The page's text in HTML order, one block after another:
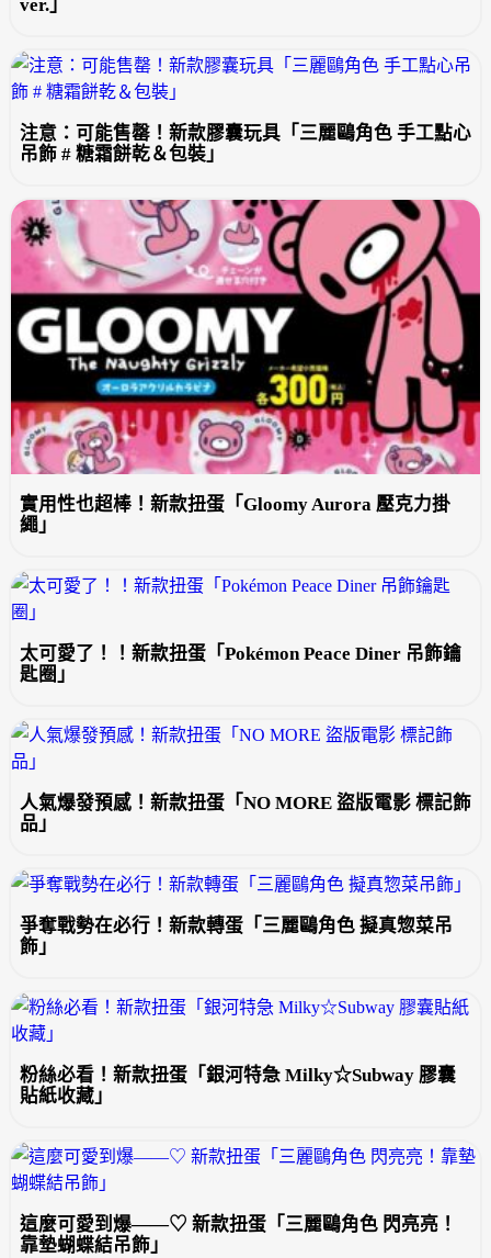
ver.」
注意：可能售罄！新款膠囊玩具「三麗鷗角色 手工點心
吊飾 # 糖霜餅乾＆包裝」
實用性也超棒！新款扭蛋「Gloomy Aurora 壓克力掛
繩」
太可愛了！！新款扭蛋「Pokémon Peace Diner 吊飾鑰
匙圈」
人氣爆發預感！新款扭蛋「NO MORE 盜版電影 標記飾
品」
爭奪戰勢在必行！新款轉蛋「三麗鷗角色 擬真惣菜吊
飾」
粉絲必看！新款扭蛋「銀河特急 Milky☆Subway 膠囊
貼紙收藏」
這麼可愛到爆——♡ 新款扭蛋「三麗鷗角色 閃亮亮！
靠墊蝴蝶結吊飾」